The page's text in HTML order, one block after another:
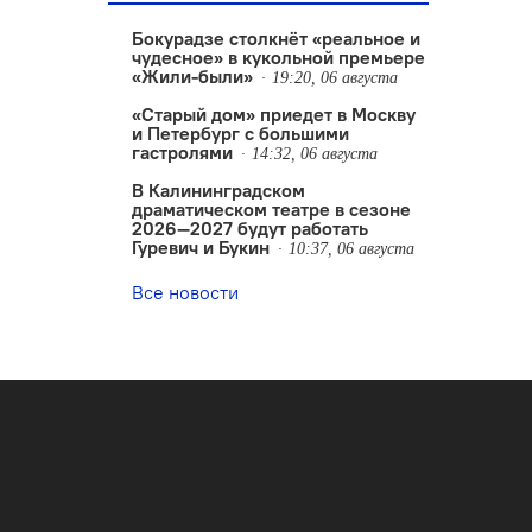
Бокурадзе столкнëт «реальное и
чудесное» в кукольной премьере
«Жили-были»
19:20, 06 августа
«Старый дом» приедет в Москву
и Петербург с большими
гастролями
14:32, 06 августа
В Калининградском
драматическом театре в сезоне
2026—2027 будут работать
Гуревич и Букин
10:37, 06 августа
Все новости